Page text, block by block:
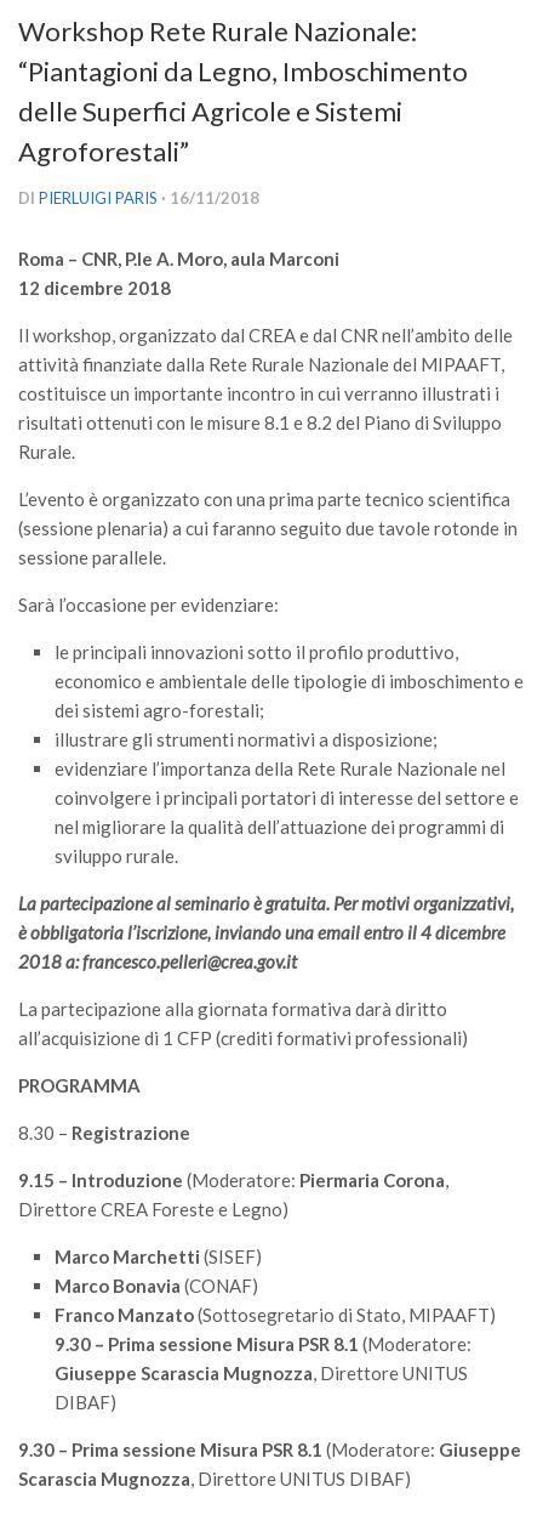
Versamento Quote di Iscrizione
Gruppi di Lavoro
Lista dei Gruppi di Lavoro SISEF
GdL Inquinamento e Foreste
GdL Arboricoltura da Legno e Agroselvicoltura
GdL Selvicoltura
GdL Ecologia del Suolo
GdL Pianificazione Forestale
GdL Geomatica Forestale
GdL Filiera del legno
GdL Gestione Incendi Boschivi
GdL Foreste, Mitigazione, Adattamento
GdL Infrastrutture, Risorse, Innovazione
GdL Boschi Vetusti
GdL “TreeTalkers”
GdL Boschi Cedui
News
Post Recenti
Ricevi la SISEF Newsletter
Borse di Studio
Congressi
Corsi di Aggiornamento
Corsi di Specializzazione
Giornate di Studio
Opportunità di Lavoro
Reports
Workshop Rete Rurale Nazionale:
“Piantagioni da Legno, Imboschimento
delle Superfici Agricole e Sistemi
Agroforestali”
DI PIERLUIGI PARIS · 16/11/2018
Roma – CNR, P.le A. Moro, aula Marconi
12 dicembre 2018
Il workshop, organizzato dal CREA e dal CNR nell’ambito delle
attività finanziate dalla Rete Rurale Nazionale del MIPAAFT,
costituisce un importante incontro in cui verranno illustrati i
risultati ottenuti con le misure 8.1 e 8.2 del Piano di Sviluppo
Rurale.
L’evento è organizzato con una prima parte tecnico scientifica
(sessione plenaria) a cui faranno seguito due tavole rotonde in
sessione parallele.
Sarà l’occasione per evidenziare:
le principali innovazioni sotto il profilo produttivo,
economico e ambientale delle tipologie di imboschimento e
dei sistemi agro-forestali;
illustrare gli strumenti normativi a disposizione;
evidenziare l’importanza della Rete Rurale Nazionale nel
coinvolgere i principali portatori di interesse del settore e
nel migliorare la qualità dell’attuazione dei programmi di
sviluppo rurale.
La partecipazione al seminario è gratuita. Per motivi organizzativi,
è obbligatoria l’iscrizione, inviando una email entro il 4 dicembre
2018 a: francesco.pelleri@crea.gov.it
La partecipazione alla giornata formativa darà diritto
all’acquisizione di 1 CFP (crediti formativi professionali)
PROGRAMMA
8.30 – Registrazione
9.15 – Introduzione (Moderatore: Piermaria Corona,
Direttore CREA Foreste e Legno)
Marco Marchetti (SISEF)
Marco Bonavia (CONAF)
Franco Manzato(Sottosegretario di Stato, MIPAAFT)
9.30 – Prima sessione Misura PSR 8.1 (Moderatore:
Giuseppe Scarascia Mugnozza, Direttore UNITUS
DIBAF)
9.30 – Prima sessione Misura PSR 8.1 (Moderatore: Giuseppe
Scarascia Mugnozza, Direttore UNITUS DIBAF)